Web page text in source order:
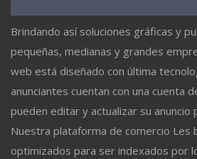
Brindando así soluciones gráficas y
pequeñas, medianas y grandes
web está diseñado con última
anunciantes cuentan con una cuenta
pueden editar y actualizar su anuncio
Nuestra plataforma de comercio Les
optimizados para ser indexados por